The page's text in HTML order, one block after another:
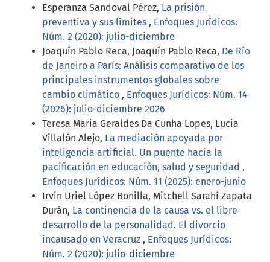
Esperanza Sandoval Pérez, La prisión
preventiva y sus límites , Enfoques Jurídicos:
Núm. 2 (2020): julio-diciembre
Joaquín Pablo Reca, Joaquín Pablo Reca, De Río
de Janeiro a París: Análisis comparativo de los
principales instrumentos globales sobre
cambio climático , Enfoques Jurídicos: Núm. 14
(2026): julio-diciembre 2026
Teresa Maria Geraldes Da Cunha Lopes, Lucia
Villalón Alejo, La mediación apoyada por
inteligencia artificial. Un puente hacia la
pacificación en educación, salud y seguridad ,
Enfoques Jurídicos: Núm. 11 (2025): enero-junio
Irvin Uriel López Bonilla, Mitchell Sarahí Zapata
Durán, La continencia de la causa vs. el libre
desarrollo de la personalidad. El divorcio
incausado en Veracruz , Enfoques Jurídicos:
Núm. 2 (2020): julio-diciembre